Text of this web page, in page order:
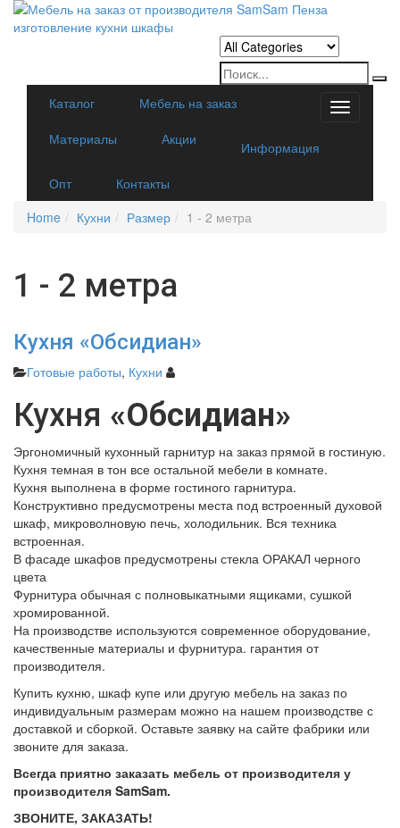
Categories
Каталог
Мебель на заказ
Материалы
Акции
Информация
Опт
Контакты
Home
Кухни Размер 1 - 2 метра
1 - 2 метра
Кухня «Обсидиан»
Готовые работы, Кухни
Кухня «Обсидиан»
Эргономичный кухонный гарнитур на заказ прямой в гостиную.
Кухня темная в тон все остальной мебели в комнате.
Кухня выполнена в форме гостиного гарнитура.
Конструктивно предусмотрены места под встроенный духовой
шкаф, микроволновую печь, холодильник. Вся техника
встроенная.
В фасаде шкафов предусмотрены стекла ОРАКАЛ черного
цвета
Фурнитура обычная с полновыкатными ящиками, сушкой
хромированной.
На производстве используются современное оборудование,
качественные материалы и фурнитура. гарантия от
производителя.
Купить кухню, шкаф купе или другую мебель на заказ по
индивидуальным размерам можно на нашем производстве с
доставкой и сборкой. Оставьте заявку на сайте фабрики или
звоните для заказа.
Всегда приятно заказать мебель от производителя у
производителя SamSam.
ЗВОНИТЕ, ЗАКАЗАТЬ!